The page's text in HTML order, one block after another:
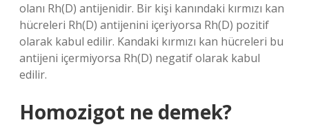
olanı Rh(D) antijenidir. Bir kişi kanındaki kırmızı kan
hücreleri Rh(D) antijenini içeriyorsa Rh(D) pozitif
olarak kabul edilir. Kandaki kırmızı kan hücreleri bu
antijeni içermiyorsa Rh(D) negatif olarak kabul
edilir.
Homozigot ne demek?